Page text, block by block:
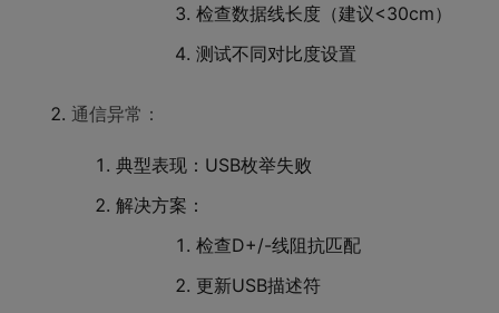
检查数据线长度（建议<30cm）
测试不同对比度设置
通信异常：
典型表现：USB枚举失败
解决方案：
检查D+/-线阻抗匹配
更新USB描述符